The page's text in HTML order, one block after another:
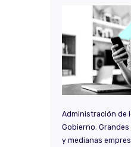
Administración de
Gobierno, Grandes
y medianas